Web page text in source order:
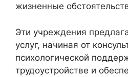
жизненные
Эти учреждения
услуг, начиная от
психологической
трудоустройстве и